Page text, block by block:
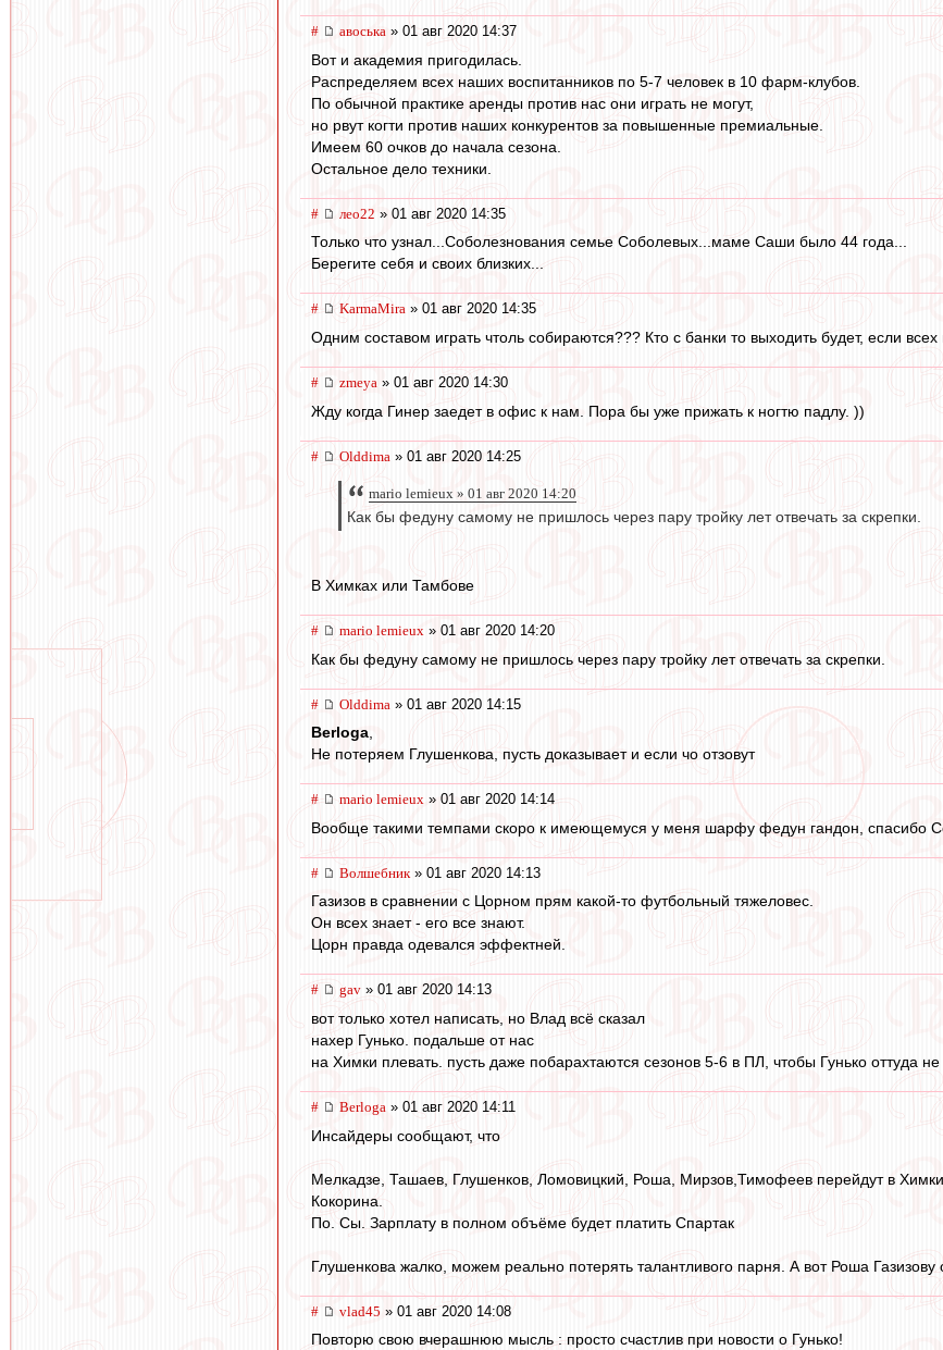
# авоська » 01 авг 2020 14:37
Вот и академия пригодилась.
Распределяем всех наших воспитанников по 5-7 человек в 10 фарм-клубов.
По обычной практике аренды против нас они играть не могут,
но рвут когти против наших конкурентов за повышенные премиальные.
Имеем 60 очков до начала сезона.
Остальное дело техники.
# лео22 » 01 авг 2020 14:35
Только что узнал...Соболезнования семье Соболевых...маме Саши было 44 года...
Берегите себя и своих близких...
# KarmaMira » 01 авг 2020 14:35
Одним составом играть чтоль собираются??? Кто с банки то выходить будет, если
# zmeya » 01 авг 2020 14:30
Жду когда Гинер заедет в офис к нам. Пора бы уже прижать к ногтю падлу. ))
# Olddima » 01 авг 2020 14:25
mario lemieux » 01 авг 2020 14:20
Как бы федуну самому не пришлось через пару тройку лет отвечать за скрепки.
В Химках или Тамбове
# mario lemieux » 01 авг 2020 14:20
Как бы федуну самому не пришлось через пару тройку лет отвечать за скрепки.
# Olddima » 01 авг 2020 14:15
Berloga,
Не потеряем Глушенкова, пусть доказывает и если чо отзовут
# mario lemieux » 01 авг 2020 14:14
Вообще такими темпами скоро к имеющемуся у меня шарфу федун гандон, спасибо
# Волшебник » 01 авг 2020 14:13
Газизов в сравнении с Цорном прям какой-то футбольный тяжеловес.
Он всех знает - его все знают.
Цорн правда одевался эффектней.
# gav » 01 авг 2020 14:13
вот только хотел написать, но Влад всё сказал
нахер Гунько. подальше от нас
на Химки плевать. пусть даже побарахтаются сезонов 5-6 в ПЛ, чтобы Гунько оттуда
# Berloga » 01 авг 2020 14:11
Инсайдеры сообщают, что
Мелкадзе, Ташаев, Глушенков, Ломовицкий, Роша, Мирзов,Тимофеев перейдут в
Кокорина.
По. Сы. Зарплату в полном объёме будет платить Спартак
Глушенкова жалко, можем реально потерять талантливого парня. А вот Роша Газизову
# vlad45 » 01 авг 2020 14:08
Повторю свою вчерашнюю мысль : просто счастлив при новости о Гунько!